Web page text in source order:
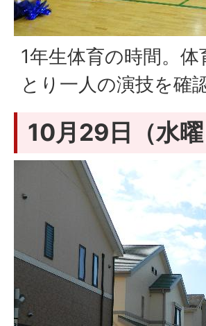
1年生体育の時間。
とり一人の演技を確
10月29日（水曜